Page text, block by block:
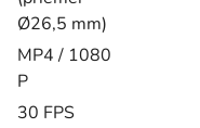
Ø26,5 mm)
MP4 / 1080
P
30 FPS